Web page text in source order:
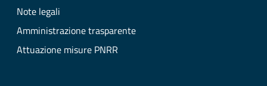
Note legali
Amministrazione trasparente
Attuazione misure PNRR